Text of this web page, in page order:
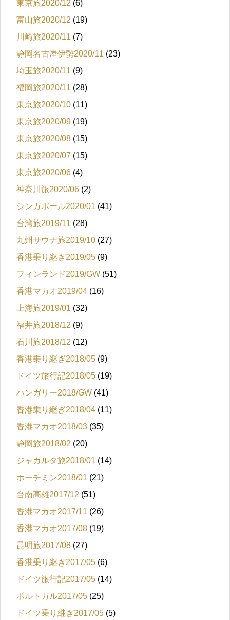
東京旅2020/12 (6)
富山旅2020/12 (19)
川崎旅2020/11 (7)
静岡名古屋伊勢2020/11 (23)
埼玉旅2020/11 (9)
福岡旅2020/11 (28)
東京旅2020/10 (11)
東京旅2020/09 (19)
東京旅2020/08 (15)
東京旅2020/07 (15)
東京旅2020/06 (4)
神奈川旅2020/06 (2)
シンガポール2020/01 (41)
台湾旅2019/11 (28)
九州サウナ旅2019/10 (27)
香港乗り継ぎ2019/05 (9)
フィンランド2019/GW (51)
香港マカオ2019/04 (16)
上海旅2019/01 (32)
福井旅2018/12 (9)
石川旅2018/12 (12)
香港乗り継ぎ2018/05 (9)
ドイツ旅行記2018/05 (19)
ハンガリー2018/GW (41)
香港乗り継ぎ2018/04 (11)
香港マカオ2018/03 (35)
静岡旅2018/02 (20)
ジャカルタ旅2018/01 (14)
ホーチミン2018/01 (21)
台南高雄2017/12 (51)
香港マカオ2017/11 (26)
香港マカオ2017/08 (19)
昆明旅2017/08 (27)
香港乗り継ぎ2017/05 (6)
ドイツ旅行記2017/05 (14)
ポルトガル2017/05 (25)
ドイツ乗り継ぎ2017/05 (5)